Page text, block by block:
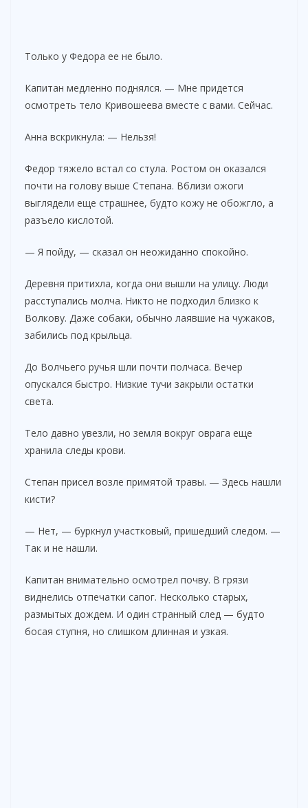
Только у Федора ее не было.
Капитан медленно поднялся. — Мне придется
осмотреть тело Кривошеева вместе с вами. Сейчас.
Анна вскрикнула: — Нельзя!
Федор тяжело встал со стула. Ростом он оказался
почти на голову выше Степана. Вблизи ожоги
выглядели еще страшнее, будто кожу не обожгло, а
разъело кислотой.
— Я пойду, — сказал он неожиданно спокойно.
Деревня притихла, когда они вышли на улицу. Люди
расступались молча. Никто не подходил близко к
Волкову. Даже собаки, обычно лаявшие на чужаков,
забились под крыльца.
До Волчьего ручья шли почти полчаса. Вечер
опускался быстро. Низкие тучи закрыли остатки
света.
Тело давно увезли, но земля вокруг оврага еще
хранила следы крови.
Степан присел возле примятой травы. — Здесь нашли
кисти?
— Нет, — буркнул участковый, пришедший следом. —
Так и не нашли.
Капитан внимательно осмотрел почву. В грязи
виднелись отпечатки сапог. Несколько старых,
размытых дождем. И один странный след — будто
босая ступня, но слишком длинная и узкая.